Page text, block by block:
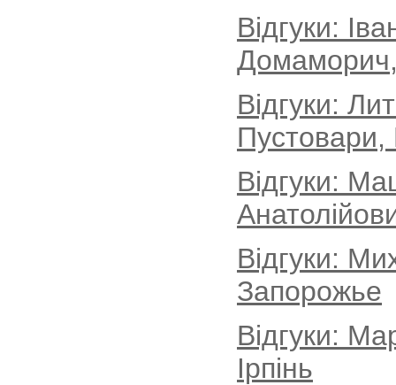
Відгуки:
Домаморич,
Відгуки:
Пустовари,
Відгуки:
Відгуки:
Запорожье
Відгуки:
Ірпінь